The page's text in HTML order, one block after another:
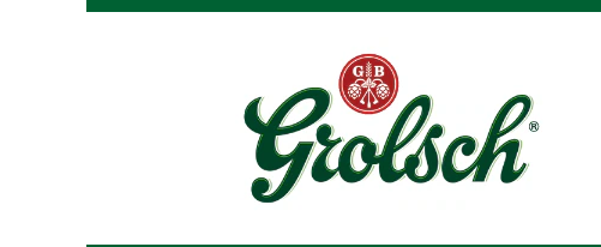
Wyszukiwanie według słów kluczowych
Pokaż więcej opcji